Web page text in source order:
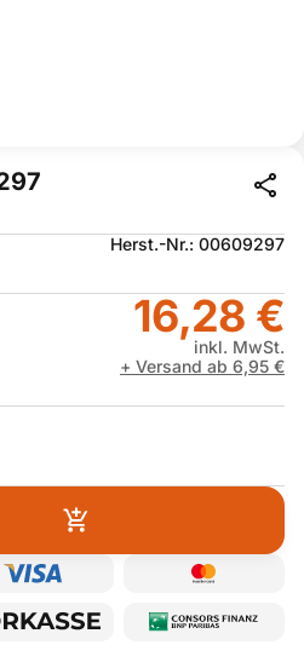
Herst.-Nr.: 00609297
16,28 €
inkl. MwSt.
+ Versand ab 6,95 €